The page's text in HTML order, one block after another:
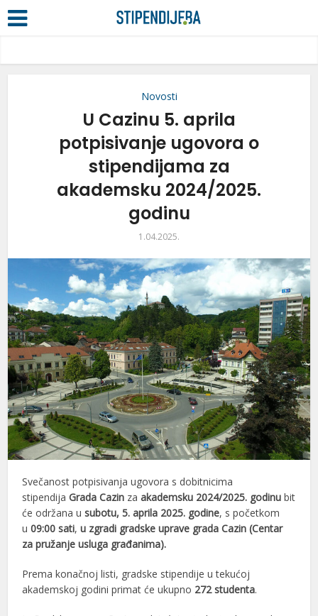
Novosti
U Cazinu 5. aprila
potpisivanje ugovora o
stipendijama za
akademsku 2024/2025.
godinu
1.04.2025.
Svečanost potpisivanja ugovora s dobitnicima
stipendijaGrada Cazin zaakademsku 2024/2025. godinu bit
će održana usubotu, 5. aprila 2025. godine, s početkom
u09:00 sati,u zgradi gradske uprave grada Cazin (Centar
za pružanje usluga građanima).
Prema konačnoj listi, gradske stipendije u tekućoj
akademskoj godini primat će ukupno 272 studenta.